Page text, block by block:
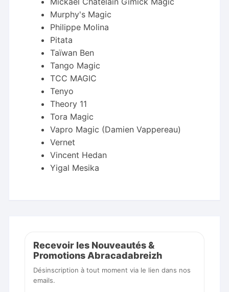
Murphy's Magic
Philippe Molina
Pitata
Taïwan Ben
Tango Magic
TCC MAGIC
Tenyo
Theory 11
Tora Magic
Vapro Magic (Damien Vappereau)
Vernet
Vincent Hedan
Yigal Mesika
Recevoir les Nouveautés &
Promotions Abracadabreizh
Désinscription à tout moment via le lien dans nos
emails.